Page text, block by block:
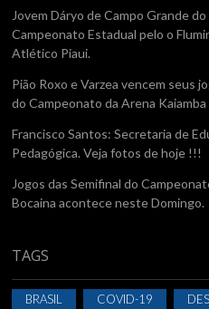
Jovem Dáryo de Campo Grande
Campeonato Estadual pelo o
Atlético Piaui.
Pião Roxo e Varzea vencem seus
do Campeonato da Arena
Francisco Santos: Secretaria de
Pedagógica. Veja fotos de hoje !!!
Jogos das Semifinal do
Bocaina acontece neste Domingo.
TAGS
BRASIL COVID-19